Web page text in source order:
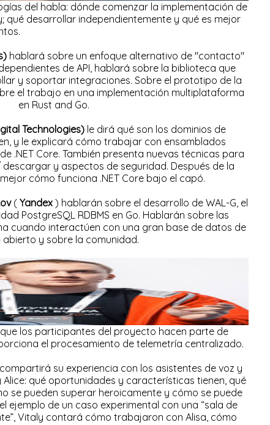
del habla: dónde comenzar la implementación de
qué desarrollar independientemente y qué es mejor
hablará sobre un enfoque alternativo de "contacto"
de API, hablará sobre la biblioteca que
y soportar integraciones. Sobre el prototipo de la
el trabajo en una implementación multiplataforma
en Rust and Go.
Technologies)le dirá qué son los dominios de
y le explicará cómo trabajar con ensamblados
.NET Core. También presenta nuevas técnicas para
y aspectos de seguridad. Después de la
cómo funciona .NET Core bajo el capó.
( Yandex) hablarán sobre el desarrollo de WAL-G, el
PostgreSQL RDBMS en Go. Hablarán sobre las
cuando interactúen con una gran base de datos de
abierto y sobre la comunidad.
los participantes del proyecto hacen parte de
el procesamiento de telemetría centralizado.
su experiencia con los asistentes de voz y
qué oportunidades y características tienen, qué
se pueden superar heroicamente y cómo se puede
ejemplo de un caso experimental con una “sala de
Vitaly contará cómo trabajaron con Alisa, cómo